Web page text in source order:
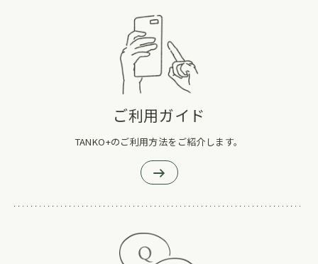
ご利用ガイド
TANKO+のご利用方法をご紹介します。